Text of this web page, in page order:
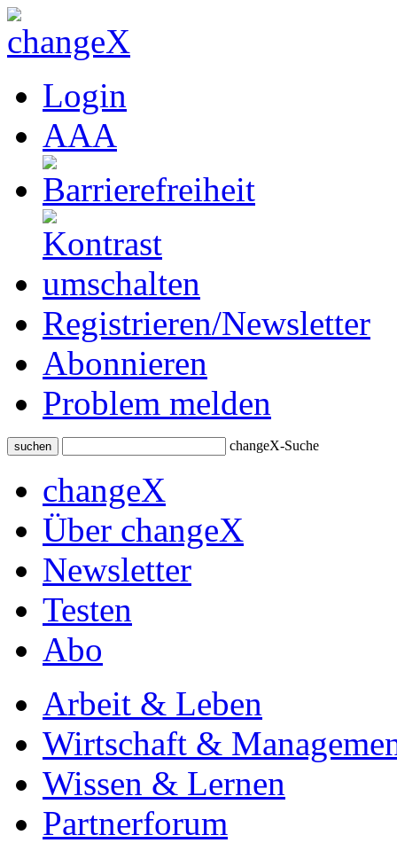
Login
AAA
Registrieren/Newsletter
Abonnieren
Problem melden
suchen changeX-Suche
changeX
Über changeX
Newsletter
Testen
Abo
Arbeit & Leben
Wirtschaft &
Wissen & Lernen
Partnerforum